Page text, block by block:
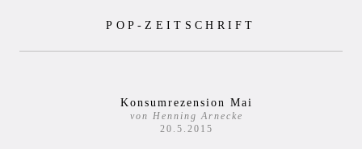
POP-ZEITSCHRIFT
Konsumrezension Mai
von Henning Arnecke
20.5.2015